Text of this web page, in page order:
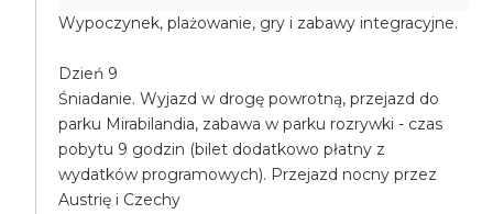
Wypoczynek, plażowanie, gry i zabawy integracyjne.
Dzień 9
Śniadanie. Wyjazd w drogę powrotną, przejazd do
parku Mirabilandia, zabawa w parku rozrywki - czas
pobytu 9 godzin (bilet dodatkowo płatny z
wydatków programowych). Przejazd nocny przez
Austrię i Czechy